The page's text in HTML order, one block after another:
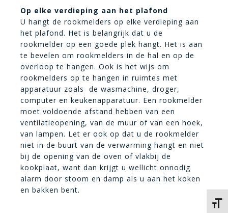
Op elke verdieping aan het plafond
U hangt de rookmelders op elke verdieping aan
het plafond. Het is belangrijk dat u de
rookmelder op een goede plek hangt. Het is aan
te bevelen om rookmelders in de hal en op de
overloop te hangen. Ook is het wijs om
rookmelders op te hangen in ruimtes met
apparatuur zoals de wasmachine, droger,
computer en keukenapparatuur. Een rookmelder
moet voldoende afstand hebben van een
ventilatieopening, van de muur of van een hoek,
van lampen. Let er ook op dat u de rookmelder
niet in de buurt van de verwarming hangt en niet
bij de opening van de oven of vlakbij de
kookplaat, want dan krijgt u wellicht onnodig
alarm door stoom en damp als u aan het koken
en bakken bent.